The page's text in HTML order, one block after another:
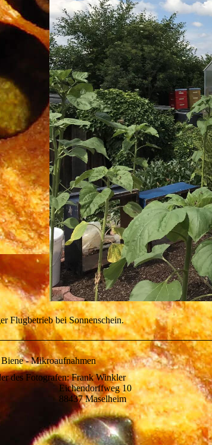
Flugbetrieb bei Sonnenschein.
- Mikroaufnahmen
des Fotografen: Frank Winkler
10
Maselheim